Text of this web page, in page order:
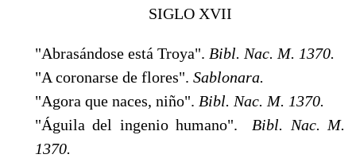
SIGLO XVII
"Abrasándose está Troya". Bibl. Nac. M. 1370.
"A coronarse de flores". Sablonara.
"Agora que naces, niño". Bibl. Nac. M. 1370.
"Águila del ingenio humano". Bibl. Nac. M.
1370.